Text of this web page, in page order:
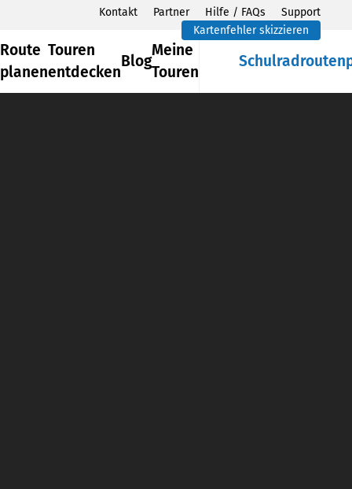
Kontakt Partner Hilfe / FAQs
Support
Kartenfehler skizzieren
Route
planen
Touren
entdecken
Blog
Meine
Touren